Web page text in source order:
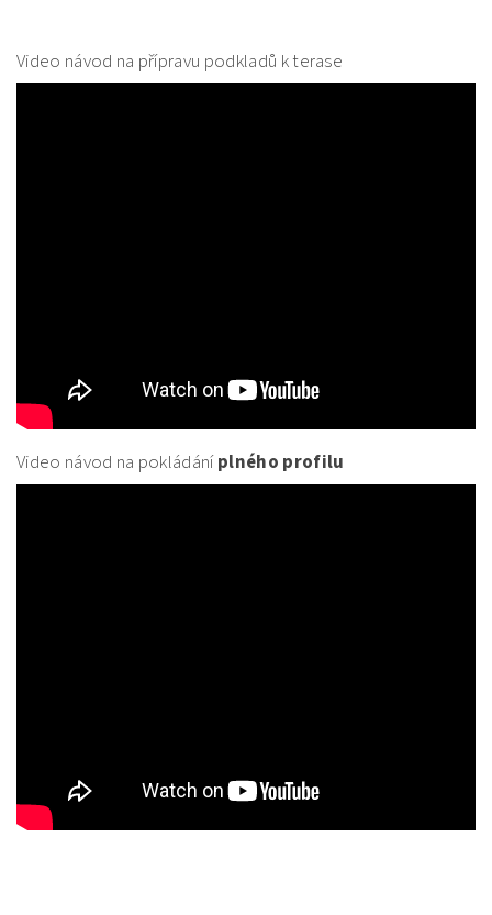
Video návod na přípravu podkladů k terase
Video návod na pokládáníplného profilu